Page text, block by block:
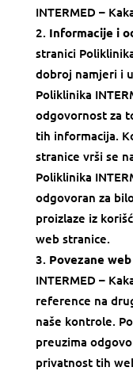
INTERMED –
Informacije i
stranici
dobroj namjeri i
Poliklinika
odgovornost za
tih informacija.
stranice vrši se
Poliklinika
odgovoran za
proizlaze iz
web stranice.
Povezane
INTERMED –
reference na
naše kontrole.
preuzima
privatnost tih